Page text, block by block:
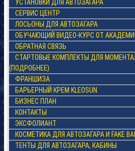
УСТАНОВКИ ДЛЯ АВТОЗАГАРА
СЕРВИС ЦЕНТР
ЛОСЬОНЫ ДЛЯ АВТОЗАГАРА
ОБУЧАЮЩИЙ ВИДЕО-КУРС ОТ АКАДЕМИИ
ОБРАТНАЯ СВЯЗЬ
СТАРТОВЫЕ КОМПЛЕКТЫ ДЛЯ
(ПОДРОБНЕЕ)
ФРАНШИЗА
БАРЬЕРНЫЙ КРЕМ KLEOSUN
БИЗНЕС ПЛАН
КОНТАКТЫ
ЭКСФОЛИАНТ
КОСМЕТИКА ДЛЯ АВТОЗАГАРА И FAKE
ТЕНТЫ ДЛЯ АВТОЗАГАРА, КАБИНЫ